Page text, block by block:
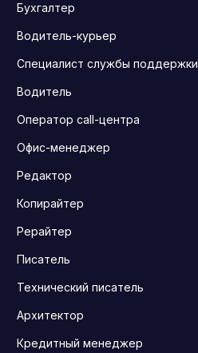
Бухгалтер
Водитель-курьер
Специалист службы поддержки
Водитель
Оператор call-центра
Офис-менеджер
Редактор
Копирайтер
Рерайтер
Писатель
Технический писатель
Архитектор
Кредитный менеджер